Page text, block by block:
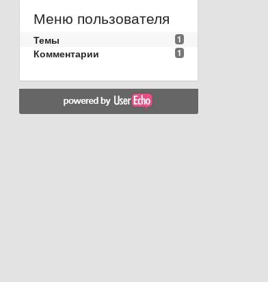
Меню пользователя
1
Темы
1
Комментарии